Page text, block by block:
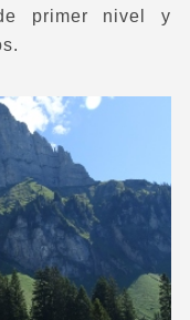
primer nivel y